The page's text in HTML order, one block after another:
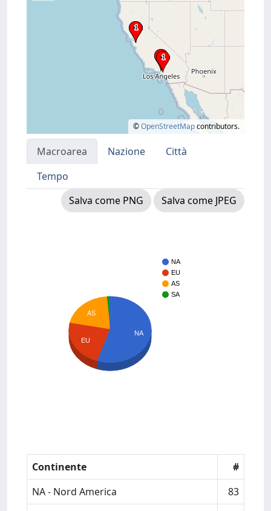
©OpenStreetMapcontributors.
Macroarea Nazione
Città
Tempo
Salva come PNG
Salva come JPEG
NA
EU
AS
SA
AS
EU
NA
Continente
#
NA - Nord America
83